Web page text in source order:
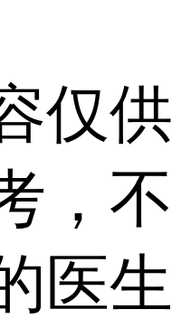
仅供
，不
医生